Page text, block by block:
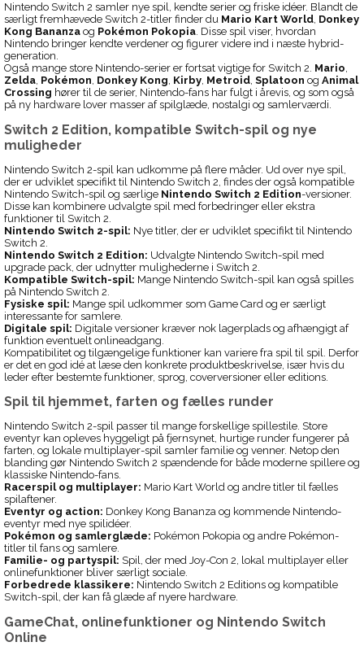
Nintendo Switch 2 samler nye spil, kendte serier og friske idéer. Blandt de
særligt fremhævede Switch 2-titler finder du Mario Kart World, Donkey
Kong Bananza og Pokémon Pokopia. Disse spil viser, hvordan
Nintendo bringer kendte verdener og figurer videre ind i næste hybrid-
generation.
Også mange store Nintendo-serier er fortsat vigtige for Switch 2. Mario,
Zelda, Pokémon, Donkey Kong, Kirby, Metroid, Splatoon og Animal
Crossing hører til de serier, Nintendo-fans har fulgt i årevis, og som også
på ny hardware lover masser af spilglæde, nostalgi og samlerværdi.
Switch 2 Edition, kompatible Switch-spil og nye
muligheder
Nintendo Switch 2-spil kan udkomme på flere måder. Ud over nye spil,
der er udviklet specifikt til Nintendo Switch 2, findes der også kompatible
Nintendo Switch-spil og særlige Nintendo Switch 2 Edition-versioner.
Disse kan kombinere udvalgte spil med forbedringer eller ekstra
funktioner til Switch 2.
Nintendo Switch 2-spil: Nye titler, der er udviklet specifikt til Nintendo
Switch 2.
Nintendo Switch 2 Edition: Udvalgte Nintendo Switch-spil med
upgrade pack, der udnytter mulighederne i Switch 2.
Kompatible Switch-spil: Mange Nintendo Switch-spil kan også spilles
på Nintendo Switch 2.
Fysiske spil: Mange spil udkommer som Game Card og er særligt
interessante for samlere.
Digitale spil: Digitale versioner kræver nok lagerplads og afhængigt af
funktion eventuelt onlineadgang.
Kompatibilitet og tilgængelige funktioner kan variere fra spil til spil. Derfor
er det en god idé at læse den konkrete produktbeskrivelse, især hvis du
leder efter bestemte funktioner, sprog, coverversioner eller editions.
Spil til hjemmet, farten og fælles runder
Nintendo Switch 2-spil passer til mange forskellige spillestile. Store
eventyr kan opleves hyggeligt på fjernsynet, hurtige runder fungerer på
farten, og lokale multiplayer-spil samler familie og venner. Netop den
blanding gør Nintendo Switch 2 spændende for både moderne spillere og
klassiske Nintendo-fans.
Racerspil og multiplayer: Mario Kart World og andre titler til fælles
spilaftener.
Eventyr og action: Donkey Kong Bananza og kommende Nintendo-
eventyr med nye spilidéer.
Pokémon og samlerglæde: Pokémon Pokopia og andre Pokémon-
titler til fans og samlere.
Familie- og partyspil: Spil, der med Joy-Con 2, lokal multiplayer eller
onlinefunktioner bliver særligt sociale.
Forbedrede klassikere: Nintendo Switch 2 Editions og kompatible
Switch-spil, der kan få glæde af nyere hardware.
GameChat, onlinefunktioner og Nintendo Switch
Online